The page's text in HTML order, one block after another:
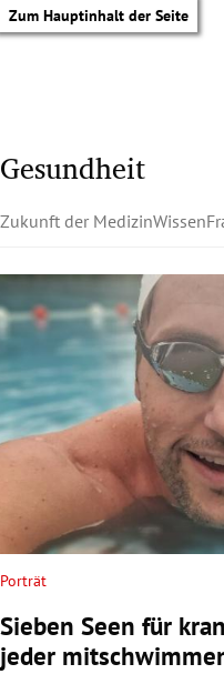
Zum Hauptinhalt der Seite
Untermenü
Untermenü
Untermenü
Untermenü
Gesundheit
Zukunft der MedizinWissen
Porträt
Sieben Seen für
jeder